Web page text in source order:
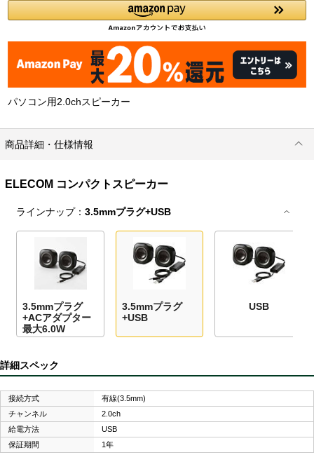
パソコン用2.0chスピーカー
商品詳細・仕様情報
ELECOM コンパクトスピーカー
ラインナップ：3.5mmプラグ+USB
3.5mmプラグ
+ACアダプター
最大6.0W
3.5mmプラグ
+USB
USB
詳細スペック
接続方式
有線(3.5mm)
チャンネル
2.0ch
給電方法
USB
保証期間
1年